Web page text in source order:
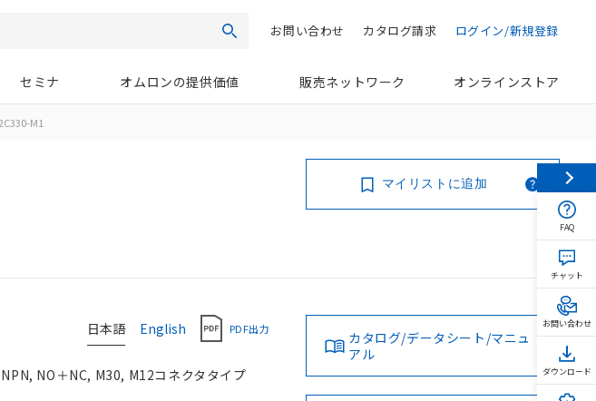
検索 ログイン/新規登録
カタログ請求
お問い合わせ
セミナ オムロンの提供価値 販売ネットワーク オンラインストア
M1
マイリストに追加
日本語 English PDF出力
NO＋NC, M30, M12コネクタタイプ
カタログ/データシート/マニュ
アル
FAQ
チャット
お問い合わせ
ダウンロード